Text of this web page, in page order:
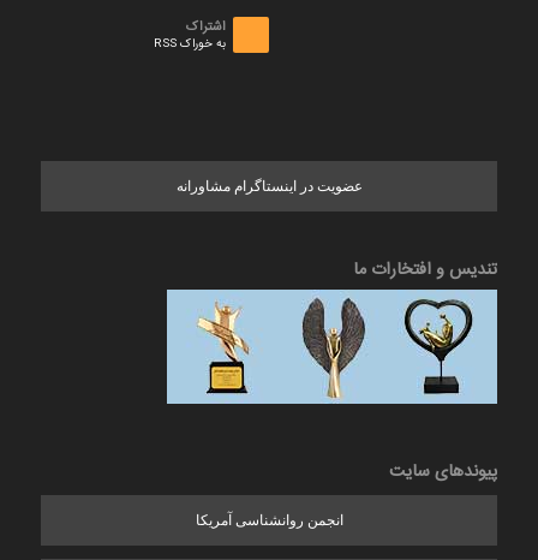
اشتراک
به خوراک RSS
عضویت در اینستاگرام مشاورانه
تندیس و افتخارات ما
پیوندهای سایت
انجمن روانشناسی آمریکا